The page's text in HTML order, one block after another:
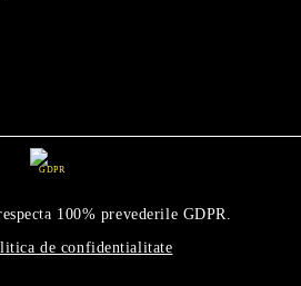
GDPR
100% prevederile GDPR.
de confidentialitate